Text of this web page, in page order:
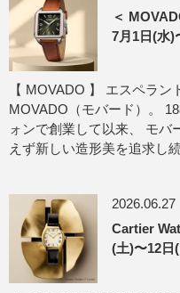
＜
7月1日(水)
【 MOVADO 】 エスペラ
MOVADO（モバード）。
ォンで創業して以来、 モバ
えず新しい造形美を追求し
Cartier
(土)〜12日